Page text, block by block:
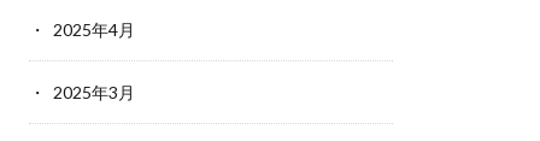
2025年4月
2025年3月